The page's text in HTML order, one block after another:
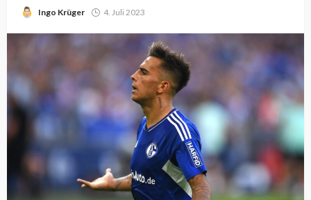
Ingo Krüger 4. Juli 2023